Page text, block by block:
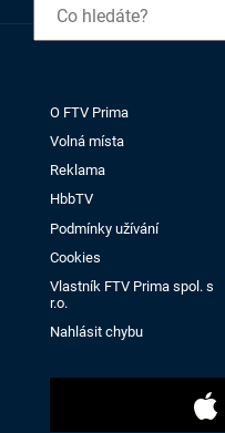
O FTV Prima
Volná místa
Reklama
HbbTV
Podmínky užívání
Cookies
Vlastník FTV Prima spol. s
r.o.
Nahlásit chybu